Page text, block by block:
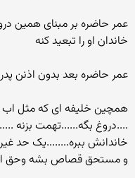
عمر حاضره بر مبنای همین
خاندان او را تبعید کنه
عمر حاضره بعد بدون اذنن
همچین خلیفه ای که مثل اب
....دروغ بگه......تهمت بزنه
خاندانش ببره........یک حد
و مستحق قصاص بشه وحق